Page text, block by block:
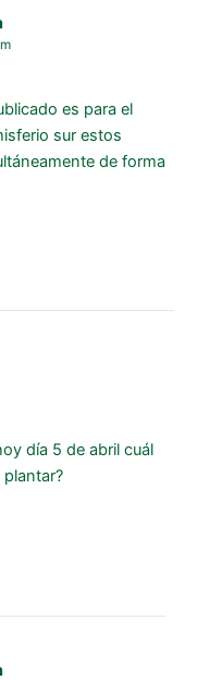
es para el
sur estos
de forma
día 5 de abril cuál